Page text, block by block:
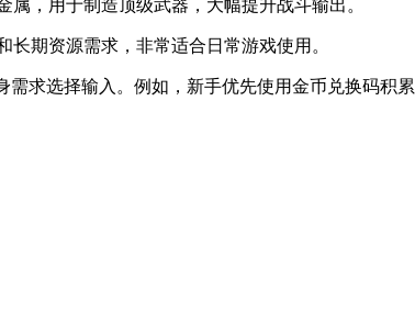
，用于制造顶级武器，大幅提升战斗输出。
期资源需求，非常适合日常游戏使用。
求选择输入。例如，新手优先使用金币兑换码积